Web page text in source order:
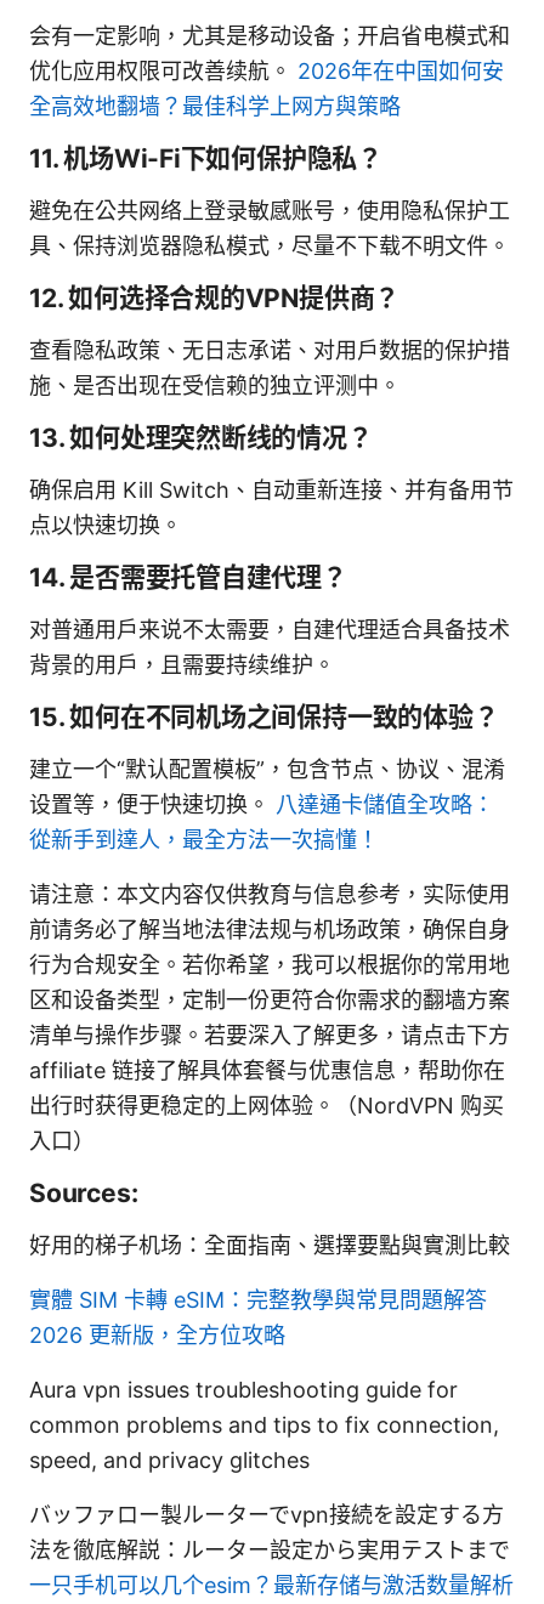
会有一定影响，尤其是移动设备；开启省电模式和
优化应用权限可改善续航。 2026年在中国如何安
全高效地翻墙？最佳科学上网方與策略
11. 机场Wi-Fi下如何保护隐私？
避免在公共网络上登录敏感账号，使用隐私保护工
具、保持浏览器隐私模式，尽量不下载不明文件。
12. 如何选择合规的VPN提供商？
查看隐私政策、无日志承诺、对用户数据的保护措
施、是否出现在受信赖的独立评测中。
13. 如何处理突然断线的情况？
确保启用 Kill Switch、自动重新连接、并有备用节
点以快速切换。
14. 是否需要托管自建代理？
对普通用户来说不太需要，自建代理适合具备技术
背景的用户，且需要持续维护。
15. 如何在不同机场之间保持一致的体验？
建立一个“默认配置模板”，包含节点、协议、混淆
设置等，便于快速切换。 八達通卡儲值全攻略：
從新手到達人，最全方法一次搞懂！
请注意：本文内容仅供教育与信息参考，实际使用
前请务必了解当地法律法规与机场政策，确保自身
行为合规安全。若你希望，我可以根据你的常用地
区和设备类型，定制一份更符合你需求的翻墙方案
清单与操作步骤。若要深入了解更多，请点击下方
affiliate 链接了解具体套餐与优惠信息，帮助你在
出行时获得更稳定的上网体验。（NordVPN 购买
入口）
Sources:
好用的梯子机场：全面指南、選擇要點與實測比較
實體 SIM 卡轉 eSIM：完整教學與常見問題解答
2026 更新版，全方位攻略
Aura vpn issues troubleshooting guide for
common problems and tips to fix connection,
speed, and privacy glitches
バッファロー製ルーターでvpn接続を設定する方
法を徹底解説：ルーター設定から実用テストまで
一只手机可以几个esim？最新存储与激活数量解析